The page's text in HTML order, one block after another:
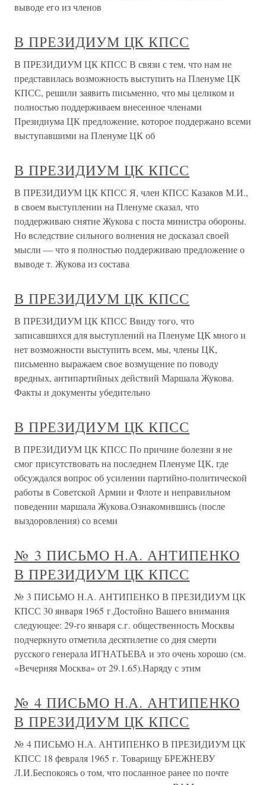
выводе его из членов
В ПРЕЗИДИУМ ЦК КПСС
В ПРЕЗИДИУМ ЦК КПСС В связи с тем, что нам не
представилась возможность выступить на Пленуме ЦК
КПСС, решили заявить письменно, что мы целиком и
полностью поддерживаем внесенное членами
Президиума ЦК предложение, которое поддержано всеми
выступавшими на Пленуме ЦК об
В ПРЕЗИДИУМ ЦК КПСС
В ПРЕЗИДИУМ ЦК КПСС Я, член КПСС Казаков М.И.,
в своем выступлении на Пленуме сказал, что
поддерживаю снятие Жукова с поста министра обороны.
Но вследствие сильного волнения не досказал своей
мысли — что я полностью поддерживаю предложение о
выводе т. Жукова из состава
В ПРЕЗИДИУМ ЦК КПСС
В ПРЕЗИДИУМ ЦК КПСС Ввиду того, что
записавшихся для выступлений на Пленуме ЦК много и
нет возможности выступить всем, мы, члены ЦК,
письменно выражаем свое возмущение по поводу
вредных, антипартийных действий Маршала Жукова.
Факты и документы убедительно
В ПРЕЗИДИУМ ЦК КПСС
В ПРЕЗИДИУМ ЦК КПСС По причине болезни я не
смог присутствовать на последнем Пленуме ЦК, где
обсуждался вопрос об усилении партийно-политической
работы в Советской Армии и Флоте и неправильном
поведении маршала Жукова.Ознакомившись (после
выздоровления) со всеми
№ 3 ПИСЬМО Н.А. АНТИПЕНКО
В ПРЕЗИДИУМ ЦК КПСС
№ 3 ПИСЬМО Н.А. АНТИПЕНКО В ПРЕЗИДИУМ ЦК
КПСС 30 января 1965 г.Достойно Вашего внимания
следующее: 29-го января с.г. общественность Москвы
подчеркнуто отметила десятилетие со дня смерти
русского генерала ИГНАТЬЕВА и это очень хорошо (см.
«Вечерняя Москва» от 29.1.65).Наряду с этим
№ 4 ПИСЬМО Н.А. АНТИПЕНКО
В ПРЕЗИДИУМ ЦК КПСС
№ 4 ПИСЬМО Н.А. АНТИПЕНКО В ПРЕЗИДИУМ ЦК
КПСС 18 февраля 1965 г. Товарищу БРЕЖНЕВУ
Л.И.Беспокоясь о том, что посланное ранее по почте